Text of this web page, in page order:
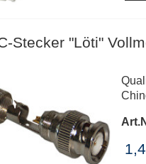
Stecker "Löti"